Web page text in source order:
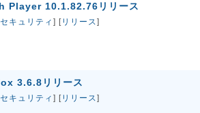
Player 10.1.82.76リリース
セキュリティ ] [リリース]
3.6.8リリース
セキュリティ ] [リリース]